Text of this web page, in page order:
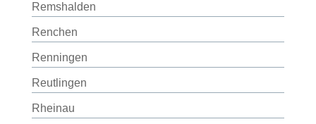
Remshalden
Renchen
Renningen
Reutlingen
Rheinau